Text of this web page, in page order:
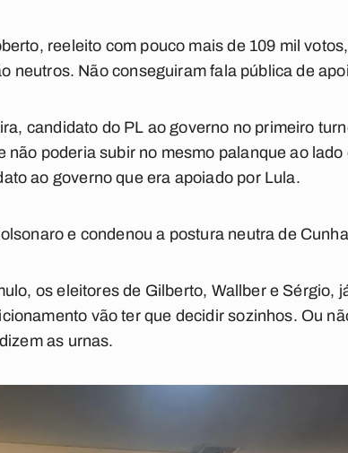
reeleito com pouco mais de 109 mil
neutros. Não conseguiram fala pública de
candidato do PL ao governo no primeiro
poderia subir no mesmo palanque ao lado
ao governo que era apoiado por Lula.
e condenou a postura neutra de
os eleitores de Gilberto, Wallber e Sérgio,
vão ter que decidir sozinhos. Ou
as urnas.